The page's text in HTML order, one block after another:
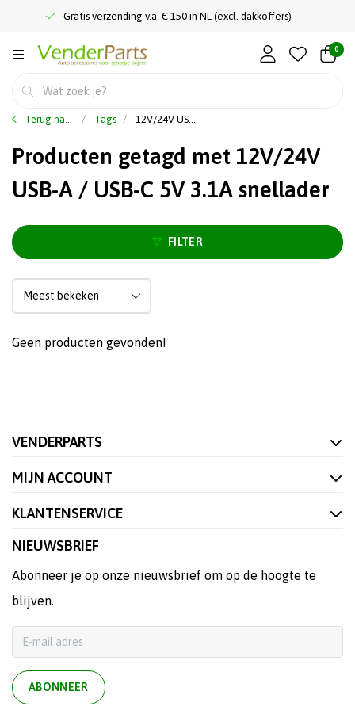
Gratis verzending v.a. € 150 in NL (excl. dakkoffers)
0
Terug naar home Tags 12V/24V USB-A / USB-C 5V 3.1A snellader
Producten getagd met 12V/24V
USB-A / USB-C 5V 3.1A snellader
FILTER
Geen producten gevonden!
VENDERPARTS
MIJN ACCOUNT
KLANTENSERVICE
NIEUWSBRIEF
Abonneer je op onze nieuwsbrief om op de hoogte te
blijven.
ABONNEER